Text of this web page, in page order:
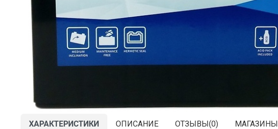
ХАРАКТЕРИСТИКИ ОПИСАНИЕ ОТЗЫВЫ(0) МАГАЗИНЫ